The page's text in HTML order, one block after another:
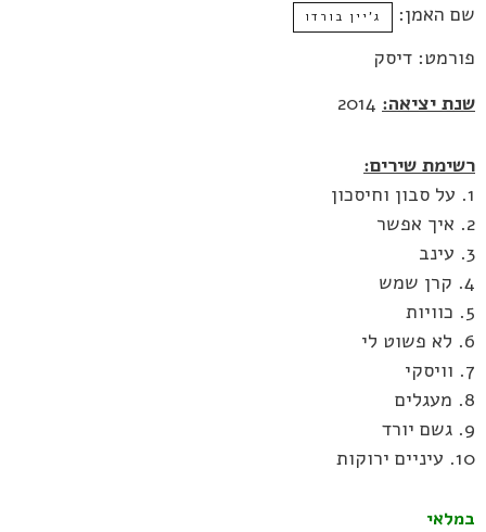
שם האמן: ג'יין בורדו
פורמט: דיסק
שנת יציאה:
רשימת שירים:
1. על סבון וחיסכון
2. איך אפשר
3. עינב
4. קרן שמש
5. כוויות
6. לא פשוט לי
7. וויסקי
8. מעגלים
9. גשם יורד
10. עיניים ירוקות
במלאי